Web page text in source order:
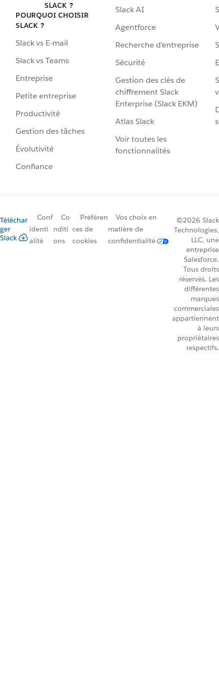
SLACK ?
POURQUOI CHOISIR
SLACK ?
Slack vs E-mail
Slack vs Teams
Entreprise
Petite entreprise
Productivité
Gestion des tâches
Évolutivité
Confiance
Slack AI
Agentforce
Recherche d’entreprise
Sécurité
Gestion des clés de
chiffrement Slack
Enterprise (Slack EKM)
Atlas Slack
Voir toutes les
fonctionnalités
Téléchar
ger
Slack
Conf
identi
alité
Co
nditi
ons
Préféren
ces de
cookies
Vos choix en
matière de
confidentialité
©2026 Slack
Technologies,
LLC, une
entreprise
Salesforce.
Tous droits
réservés. Les
différentes
marques
commerciales
appartiennent
à leurs
propriétaires
respectifs.